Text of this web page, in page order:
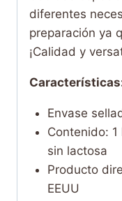
diferentes
preparación ya
¡Calidad y
Envase
Contenido:
sin lactosa
Producto
EEUU